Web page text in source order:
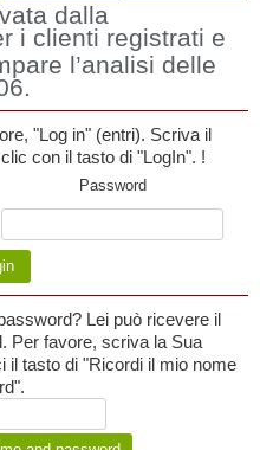
dalla
i clienti registrati e
l’analisi delle
"Log in" (entri). Scriva il
con il tasto di "LogIn". !
Password
Lei può ricevere il
Per favore, scriva la Sua
il tasto di "Ricordi il mio nome